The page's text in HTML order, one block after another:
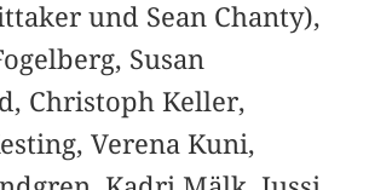
und Sean Chanty),
Susan
Christoph Keller,
Verena Kuni,